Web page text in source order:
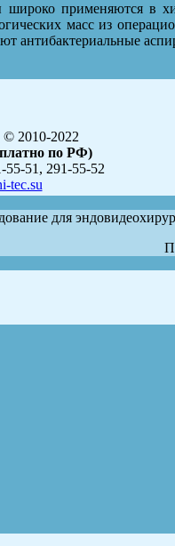
применяются в
масс из
антибактериальные
© 2010-2022
по РФ)
55-51, 291-55-52
tec.su
для